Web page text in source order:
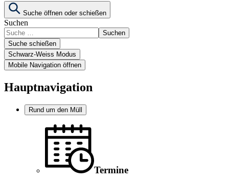
Suche öffnen oder schießen
Suchen
Suchen
Suche schießen
Schwarz-Weiss Modus
Mobile Navigation öffnen
Hauptnavigation
Rund um den Müll
Termine